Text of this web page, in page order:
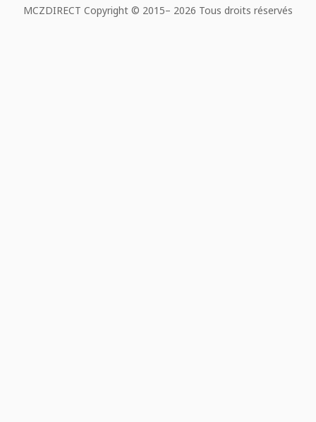
MCZDIRECT Copyright © 2015– 2026 Tous droits réservés